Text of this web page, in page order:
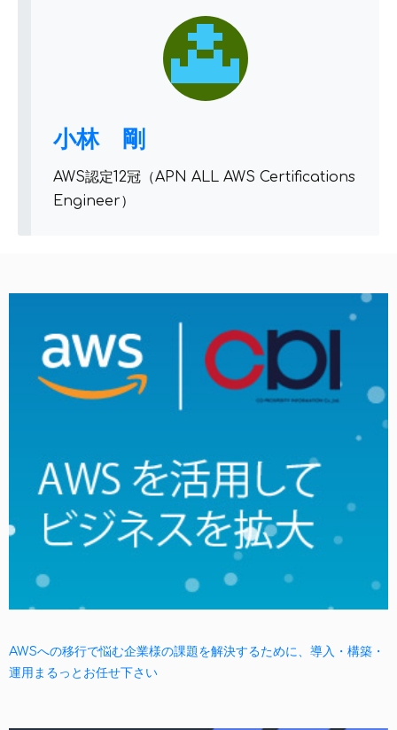
AWSへの移行で悩む企業様の課題を解決するために、導入・構築・
運用まるっとお任せ下さい
小林 剛
AWS認定12冠（APN ALL AWS Certifications
Engineer）